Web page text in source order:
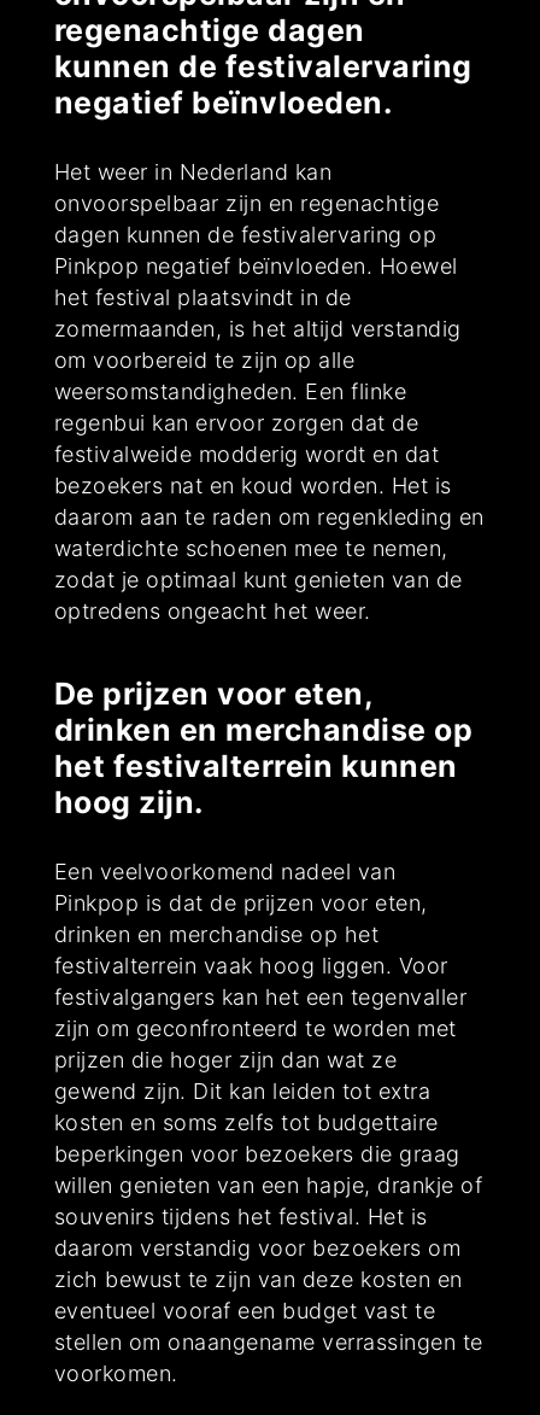
regenachtige dagen
kunnen de festivalervaring
negatief beïnvloeden.
Het weer in Nederland kan
onvoorspelbaar zijn en regenachtige
dagen kunnen de festivalervaring op
Pinkpop negatief beïnvloeden. Hoewel
het festival plaatsvindt in de
zomermaanden, is het altijd verstandig
om voorbereid te zijn op alle
weersomstandigheden. Een flinke
regenbui kan ervoor zorgen dat de
festivalweide modderig wordt en dat
bezoekers nat en koud worden. Het is
daarom aan te raden om regenkleding en
waterdichte schoenen mee te nemen,
zodat je optimaal kunt genieten van de
optredens ongeacht het weer.
De prijzen voor eten,
drinken en merchandise op
het festivalterrein kunnen
hoog zijn.
Een veelvoorkomend nadeel van
Pinkpop is dat de prijzen voor eten,
drinken en merchandise op het
festivalterrein vaak hoog liggen. Voor
festivalgangers kan het een tegenvaller
zijn om geconfronteerd te worden met
prijzen die hoger zijn dan wat ze
gewend zijn. Dit kan leiden tot extra
kosten en soms zelfs tot budgettaire
beperkingen voor bezoekers die graag
willen genieten van een hapje, drankje of
souvenirs tijdens het festival. Het is
daarom verstandig voor bezoekers om
zich bewust te zijn van deze kosten en
eventueel vooraf een budget vast te
stellen om onaangename verrassingen te
voorkomen.